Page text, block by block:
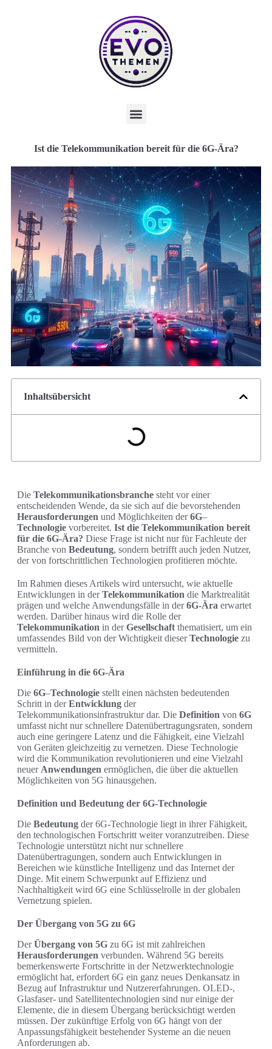
Ist die Telekommunikation bereit für die 6G-Ära?
Inhaltsübersicht
Die Telekommunikationsbranche steht vor einer
entscheidenden Wende, da sie sich auf die bevorstehenden
Herausforderungen und Möglichkeiten der6G–
Technologie vorbereitet. Ist die Telekommunikation bereit
für die 6G-Ära? Diese Frage ist nicht nur für Fachleute der
Branche von Bedeutung, sondern betrifft auch jeden Nutzer,
der von fortschrittlichen Technologien profitieren möchte.
Im Rahmen dieses Artikels wird untersucht, wie aktuelle
Entwicklungen in derTelekommunikation die Marktrealität
prägen und welche Anwendungsfälle in der6G-Ära erwartet
werden. Darüber hinaus wird die Rolle der
Telekommunikation in derGesellschaft thematisiert, um ein
umfassendes Bild von der Wichtigkeit dieserTechnologie zu
vermitteln.
Einführung in die 6G-Ära
Die 6G–Technologie stellt einen nächsten bedeutenden
Schritt in derEntwicklung der
Telekommunikationsinfrastruktur dar. Die Definition von 6G
umfasst nicht nur schnellere Datenübertragungsraten, sondern
auch eine geringere Latenz und die Fähigkeit, eine Vielzahl
von Geräten gleichzeitig zu vernetzen. Diese Technologie
wird die Kommunikation revolutionieren und eine Vielzahl
neuer Anwendungen ermöglichen, die über die aktuellen
Möglichkeiten von 5G hinausgehen.
Definition und Bedeutung der 6G-Technologie
Die Bedeutung der 6G-Technologie liegt in ihrer Fähigkeit,
den technologischen Fortschritt weiter voranzutreiben. Diese
Technologie unterstützt nicht nur schnellere
Datenübertragungen, sondern auch Entwicklungen in
Bereichen wie künstliche Intelligenz und das Internet der
Dinge. Mit einem Schwerpunkt auf Effizienz und
Nachhaltigkeit wird 6G eine Schlüsselrolle in der globalen
Vernetzung spielen.
Der Übergang von 5G zu 6G
DerÜbergang von 5G zu 6G ist mit zahlreichen
Herausforderungen verbunden. Während 5G bereits
bemerkenswerte Fortschritte in der Netzwerktechnologie
ermöglicht hat, erfordert 6G ein ganz neues Denkansatz in
Bezug auf Infrastruktur und Nutzererfahrungen. OLED-,
Glasfaser- und Satellitentechnologien sind nur einige der
Elemente, die in diesem Übergang berücksichtigt werden
müssen. Der zukünftige Erfolg von 6G hängt von der
Anpassungsfähigkeit bestehender Systeme an die neuen
Anforderungen ab.